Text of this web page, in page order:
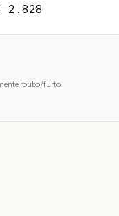
2.828
roubo/furto.